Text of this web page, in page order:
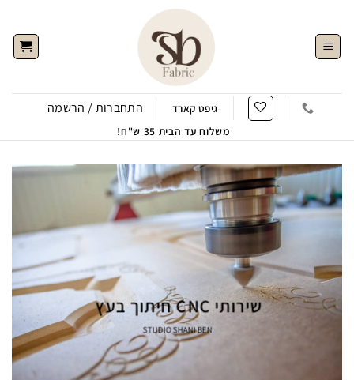
content
גיפט קארד התחברות / הרשמה
משלוח עד הבית 35 ש"ח!
שירותי CNC חיתוך בעץ
STUDIO SHANI BEN